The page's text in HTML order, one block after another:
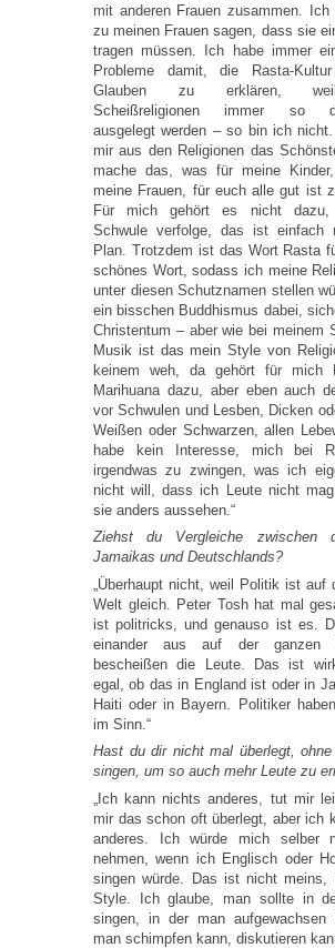
mit anderen Frauen zusammen.
zu meinen Frauen sagen, dass sie
tragen müssen. Ich habe immer
Probleme damit, die Rasta-
Glauben zu erklären,
Scheißreligionen immer so
ausgelegt werden – so bin ich
mir aus den Religionen das
mache das, was für meine
meine Frauen, für euch alle gut ist
Für mich gehört es nicht
Schwule verfolge, das ist einfach
Plan. Trotzdem ist das Wort Rasta
schönes Wort, sodass ich meine
unter diesen Schutznamen stellen
ein bisschen Buddhismus dabei,
Christentum – aber wie bei meinem
Musik ist das mein Style von
keinem weh, da gehört für mich
Marihuana dazu, aber eben auch
vor Schwulen und Lesben, Dicken
Weißen oder Schwarzen, allen
habe kein Interesse, mich bei
irgendwas zu zwingen, was ich
nicht will, dass ich Leute nicht
sie anders aussehen.“
Ziehst du Vergleiche zwischen
Jamaikas und Deutschlands?
„Überhaupt nicht, weil Politik ist auf
Welt gleich. Peter Tosh hat mal
ist politricks, und genauso ist es.
einander aus auf der ganzen
bescheißen die Leute. Das ist
egal, ob das in England ist oder in
Haiti oder in Bayern. Politiker
im Sinn.“
Hast du dir nicht mal überlegt,
singen, um so auch mehr Leute zu
„Ich kann nichts anderes, tut mir
mir das schon oft überlegt, aber ich
anderes. Ich würde mich selber
nehmen, wenn ich Englisch oder
singen würde. Das ist nicht meins,
Style. Ich glaube, man sollte in
singen, in der man
man schimpfen kann, diskutieren